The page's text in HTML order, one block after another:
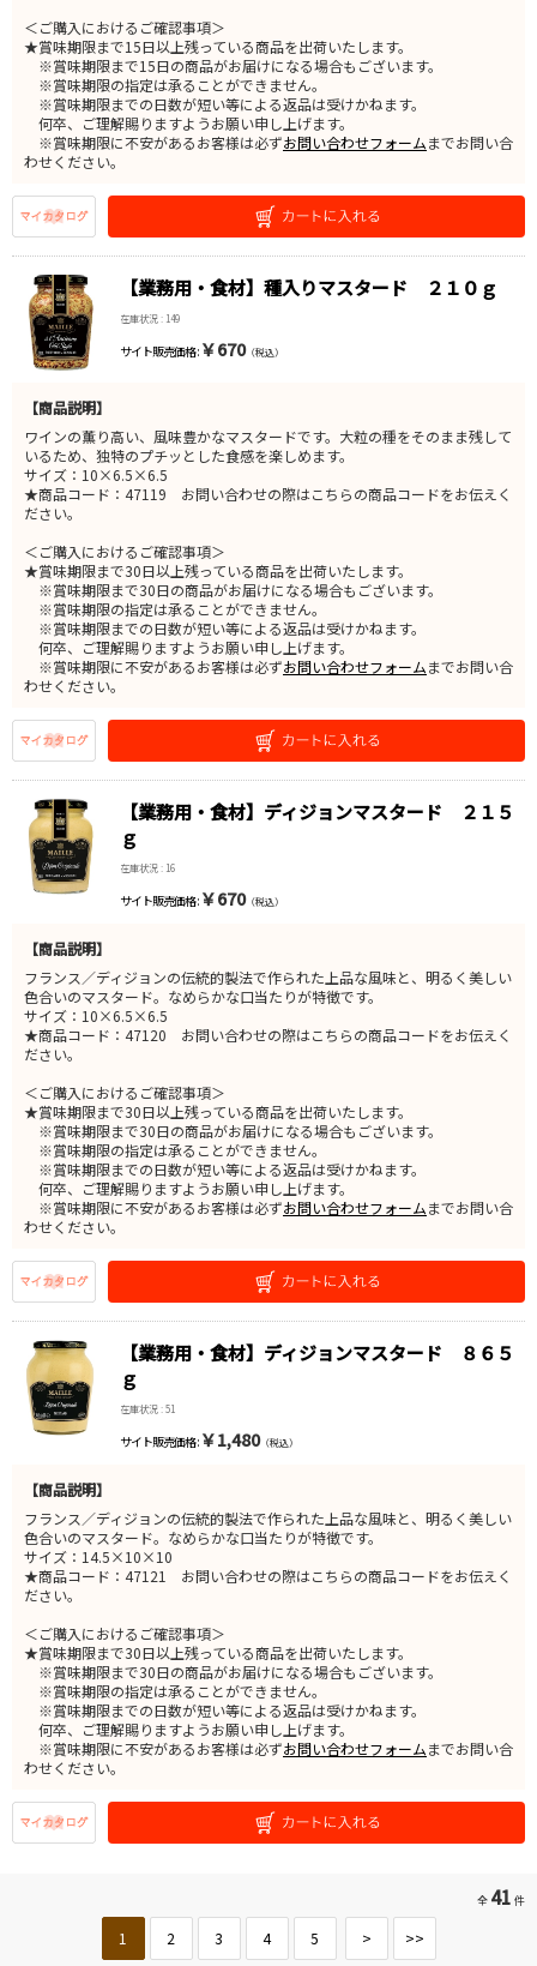
＜ご購入におけるご確認事項＞
★賞味期限まで15日以上残っている商品を出荷いたします。
※賞味期限まで15日の商品がお届けになる場合もございます。
※賞味期限の指定は承ることができません。
※賞味期限までの日数が短い等による返品は受けかねます。
何卒、ご理解賜りますようお願い申し上げます。
※賞味期限に不安があるお客様は必ずお問い合わせフォームまでお問い合
わせください。
【業務用・食材】種入りマスタード ２１０ｇ
在庫状況 : 149
サイト販売価格 : ￥670（税込）
【商品説明】
ワインの薫り高い、風味豊かなマスタードです。大粒の種をそのまま残して
いるため、独特のプチッとした食感を楽しめます。
サイズ：10×6.5×6.5
★商品コード：47119 お問い合わせの際はこちらの商品コードをお伝えく
ださい。
＜ご購入におけるご確認事項＞
★賞味期限まで30日以上残っている商品を出荷いたします。
※賞味期限まで30日の商品がお届けになる場合もございます。
※賞味期限の指定は承ることができません。
※賞味期限までの日数が短い等による返品は受けかねます。
何卒、ご理解賜りますようお願い申し上げます。
※賞味期限に不安があるお客様は必ずお問い合わせフォームまでお問い合
わせください。
【業務用・食材】ディジョンマスタード ２１５
ｇ
在庫状況 : 16
サイト販売価格 : ￥670（税込）
【商品説明】
フランス／ディジョンの伝統的製法で作られた上品な風味と、明るく美しい
色合いのマスタード。なめらかな口当たりが特徴です。
サイズ：10×6.5×6.5
★商品コード：47120 お問い合わせの際はこちらの商品コードをお伝えく
ださい。
＜ご購入におけるご確認事項＞
★賞味期限まで30日以上残っている商品を出荷いたします。
※賞味期限まで30日の商品がお届けになる場合もございます。
※賞味期限の指定は承ることができません。
※賞味期限までの日数が短い等による返品は受けかねます。
何卒、ご理解賜りますようお願い申し上げます。
※賞味期限に不安があるお客様は必ずお問い合わせフォームまでお問い合
わせください。
【業務用・食材】ディジョンマスタード ８６５
ｇ
在庫状況 : 51
サイト販売価格 : ￥1,480（税込）
【商品説明】
フランス／ディジョンの伝統的製法で作られた上品な風味と、明るく美しい
色合いのマスタード。なめらかな口当たりが特徴です。
サイズ：14.5×10×10
★商品コード：47121 お問い合わせの際はこちらの商品コードをお伝えく
ださい。
＜ご購入におけるご確認事項＞
★賞味期限まで30日以上残っている商品を出荷いたします。
※賞味期限まで30日の商品がお届けになる場合もございます。
※賞味期限の指定は承ることができません。
※賞味期限までの日数が短い等による返品は受けかねます。
何卒、ご理解賜りますようお願い申し上げます。
※賞味期限に不安があるお客様は必ずお問い合わせフォームまでお問い合
わせください。
全 41 件
1 2 3 4 5 > >>